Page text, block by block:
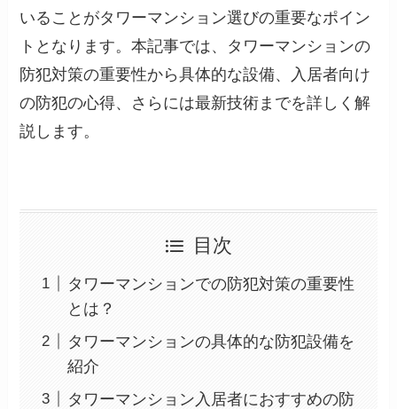
いることがタワーマンション選びの重要なポイン
トとなります。本記事では、タワーマンションの
防犯対策の重要性から具体的な設備、入居者向け
の防犯の心得、さらには最新技術までを詳しく解
説します。
目次
タワーマンションでの防犯対策の重要性
とは？
タワーマンションの具体的な防犯設備を
紹介
タワーマンション入居者におすすめの防